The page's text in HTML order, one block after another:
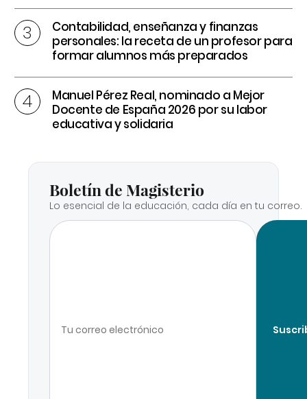
Contabilidad, enseñanza y finanzas
personales: la receta de un profesor para
formar alumnos más preparados
Manuel Pérez Real, nominado a Mejor
Docente de España 2026 por su labor
educativa y solidaria
Boletín de Magisterio
Lo esencial de la educación, cada día en tu correo.